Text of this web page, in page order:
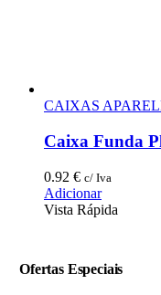
CAIXAS
Caixa Funda
0.92 € c/ Iva
Adicionar
Vista Rápida
Ofertas Especiais